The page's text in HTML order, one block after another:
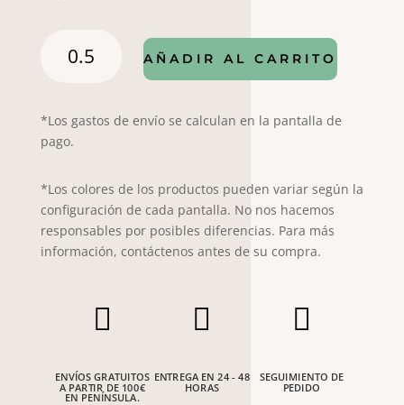
4802
AÑADIR AL CARRITO
*Los gastos de envío se calculan en la pantalla de
pago.
*Los colores de los productos pueden variar según la
configuración de cada pantalla. No nos hacemos
responsables por posibles diferencias. Para más
información, contáctenos antes de su compra.

ENVÍOS GRATUITOS
A PARTIR DE 100€
EN PENÍNSULA.

ENTREGA EN 24 - 48
HORAS

SEGUIMIENTO DE
PEDIDO